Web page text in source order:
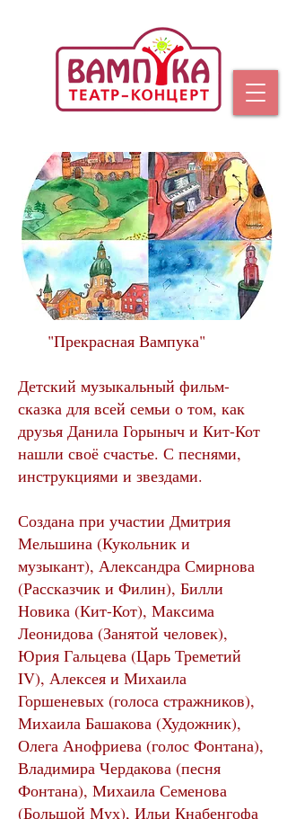
"Прекрасная Вампука"
Детский музыкальный фильм-
сказка для всей семьи о том, как
друзья Данила Горыныч и Кит-Кот
нашли своё счастье. С песнями,
инструкциями и звездами.
Создана при участии Дмитрия
Мельшина (Кукольник и
музыкант), Александра Смирнова
(Рассказчик и Филин), Билли
Новика (Кит-Кот), Максима
Леонидова (Занятой человек),
Юрия Гальцева (Царь Треметий
IV), Алексея и Михаила
Горшеневых (голоса стражников),
Михаила Башакова (Художник),
Олега Анофриева (голос Фонтана),
Владимира Чердакова (песня
Фонтана), Михаила Семенова
(Большой Мух), Ильи Кнабенгофа